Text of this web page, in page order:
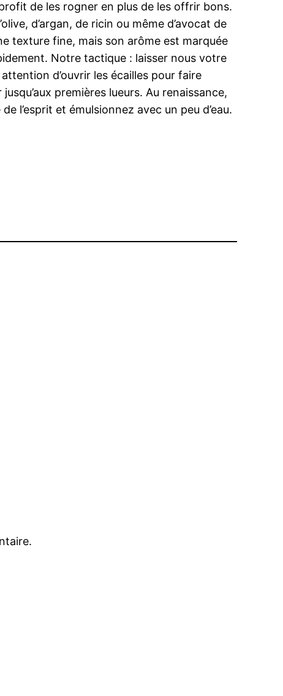
de les rogner en plus de les offrir bons.
d’argan, de ricin ou même d’avocat de
texture fine, mais son arôme est marquée
Notre tactique : laisser nous votre
d’ouvrir les écailles pour faire
premières lueurs. Au renaissance,
l’esprit et émulsionnez avec un peu d’eau.